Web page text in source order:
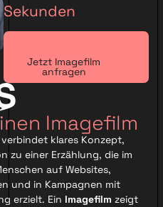
Imagefilm
verbindet klares Konzept,
zu einer Erzählung, die im
auf Websites,
und in Kampagnen mit
erzielt. Ein Imagefilm zeigt
Sekunden
Jetzt Imagefilm
anfragen